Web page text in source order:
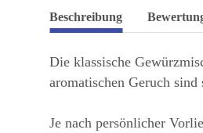
Beschreibung
Die klassische
aromatischen Geruch
Je nach persönlicher